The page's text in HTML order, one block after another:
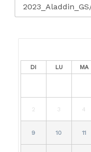
DI LU MA
2 3 4
9 10 11